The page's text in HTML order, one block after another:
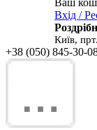
Ваш
Вхід /
Київ,
+38 (050) 845-30-